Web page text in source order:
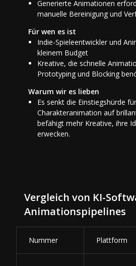
Generierte Animationen
manuelle Bereinigung und
Für wen es ist
Indie-Spieleentwickler und
kleinem Budget
Kreative, die schnelle
Prototyping und Blocking
Warum wir es lieben
Es senkt die Einstiegshürde
Charakteranimation auf
befähigt mehr Kreative, ihre
erwecken.
Vergleich von KI-
Animationspipelines
Nummer Plattform